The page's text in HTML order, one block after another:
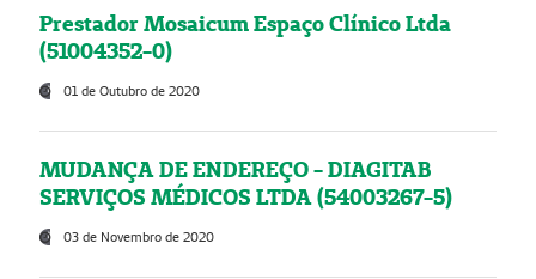
Prestador Mosaicum Espaço Clínico Ltda
(51004352-0)
01 de Outubro de 2020
MUDANÇA DE ENDEREÇO - DIAGITAB
SERVIÇOS MÉDICOS LTDA (54003267-5)
03 de Novembro de 2020